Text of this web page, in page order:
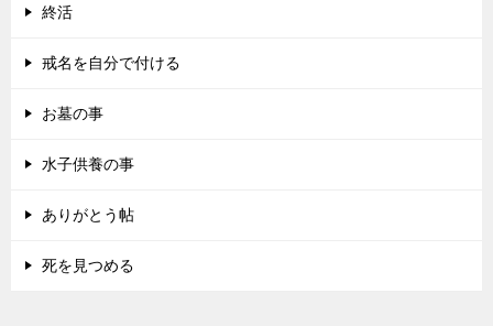
終活
戒名を自分で付ける
お墓の事
水子供養の事
ありがとう帖
死を見つめる